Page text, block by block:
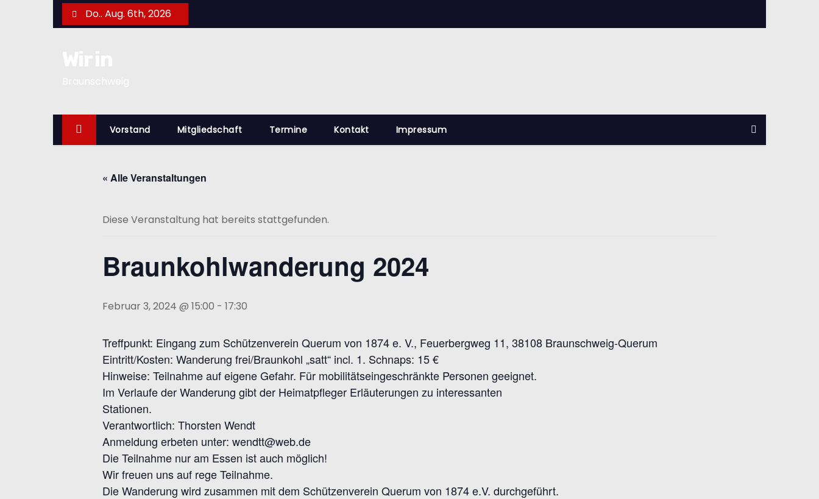
u
t
Do.. Aug. 6th, 2026
Vorstand Mitgliedschaft Termine Kontakt Impressum
« Alle Veranstaltungen
Diese Veranstaltung hat bereits stattgefunden.
Braunkohlwanderung 2024
Februar 3, 2024 @ 15:00 - 17:30
Treffpunkt: Eingang zum Schützenverein Querum von 1874 e. V., Feuerbergweg 11, 38108 Braunschweig-Querum
Eintritt/Kosten: Wanderung frei/Braunkohl „satt“ incl. 1. Schnaps: 15 €
Hinweise: Teilnahme auf eigene Gefahr. Für mobilitätseingeschränkte Personen geeignet.
Im Verlaufe der Wanderung gibt der Heimatpfleger Erläuterungen zu interessanten
Stationen.
Verantwortlich: Thorsten Wendt
Anmeldung erbeten unter: wendtt@web.de
Die Teilnahme nur am Essen ist auch möglich!
Wir freuen uns auf rege Teilnahme.
Die Wanderung wird zusammen mit dem Schützenverein Querum von 1874 e.V. durchgeführt.